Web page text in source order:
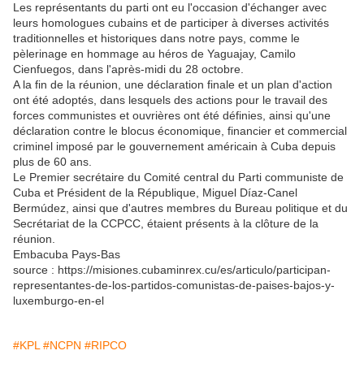
Les représentants du parti ont eu l'occasion d'échanger avec
leurs homologues cubains et de participer à diverses activités
traditionnelles et historiques dans notre pays, comme le
pèlerinage en hommage au héros de Yaguajay, Camilo
Cienfuegos, dans l'après-midi du 28 octobre.
A la fin de la réunion, une déclaration finale et un plan d'action
ont été adoptés, dans lesquels des actions pour le travail des
forces communistes et ouvrières ont été définies, ainsi qu'une
déclaration contre le blocus économique, financier et commercial
criminel imposé par le gouvernement américain à Cuba depuis
plus de 60 ans.
Le Premier secrétaire du Comité central du Parti communiste de
Cuba et Président de la République, Miguel Díaz-Canel
Bermúdez, ainsi que d'autres membres du Bureau politique et du
Secrétariat de la CCPCC, étaient présents à la clôture de la
réunion.
Embacuba Pays-Bas
source : https://misiones.cubaminrex.cu/es/articulo/participan-
representantes-de-los-partidos-comunistas-de-paises-bajos-y-
luxemburgo-en-el
#KPL #NCPN #RIPCO